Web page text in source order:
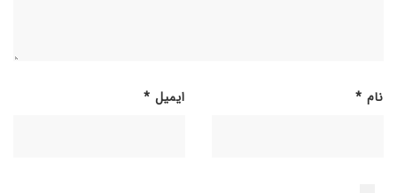
نام * ایمیل *